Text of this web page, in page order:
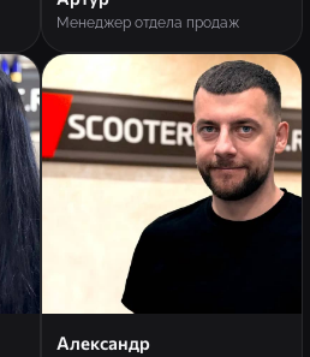
Менеджер отдела продаж
Александр